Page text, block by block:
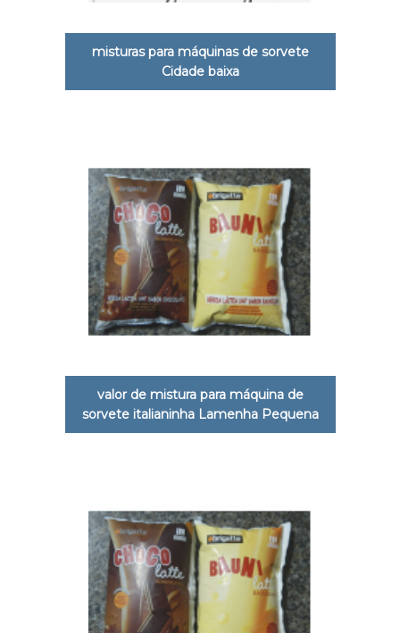
misturas para máquinas de sorvete
Cidade baixa
valor de mistura para máquina de
sorvete italianinha Lamenha Pequena